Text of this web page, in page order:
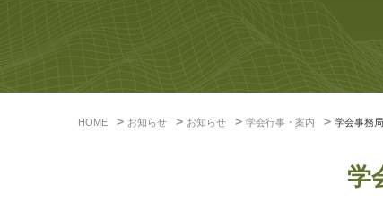
HOME お知らせ お知らせ 学会行事・案内 学会事務
学